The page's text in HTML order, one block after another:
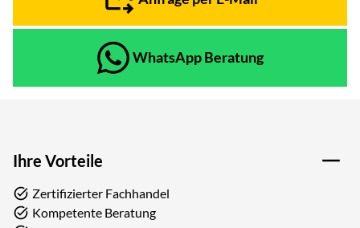
WhatsApp Beratung
Ihre Vorteile
Zertifizierter Fachhandel
Kompetente Beratung